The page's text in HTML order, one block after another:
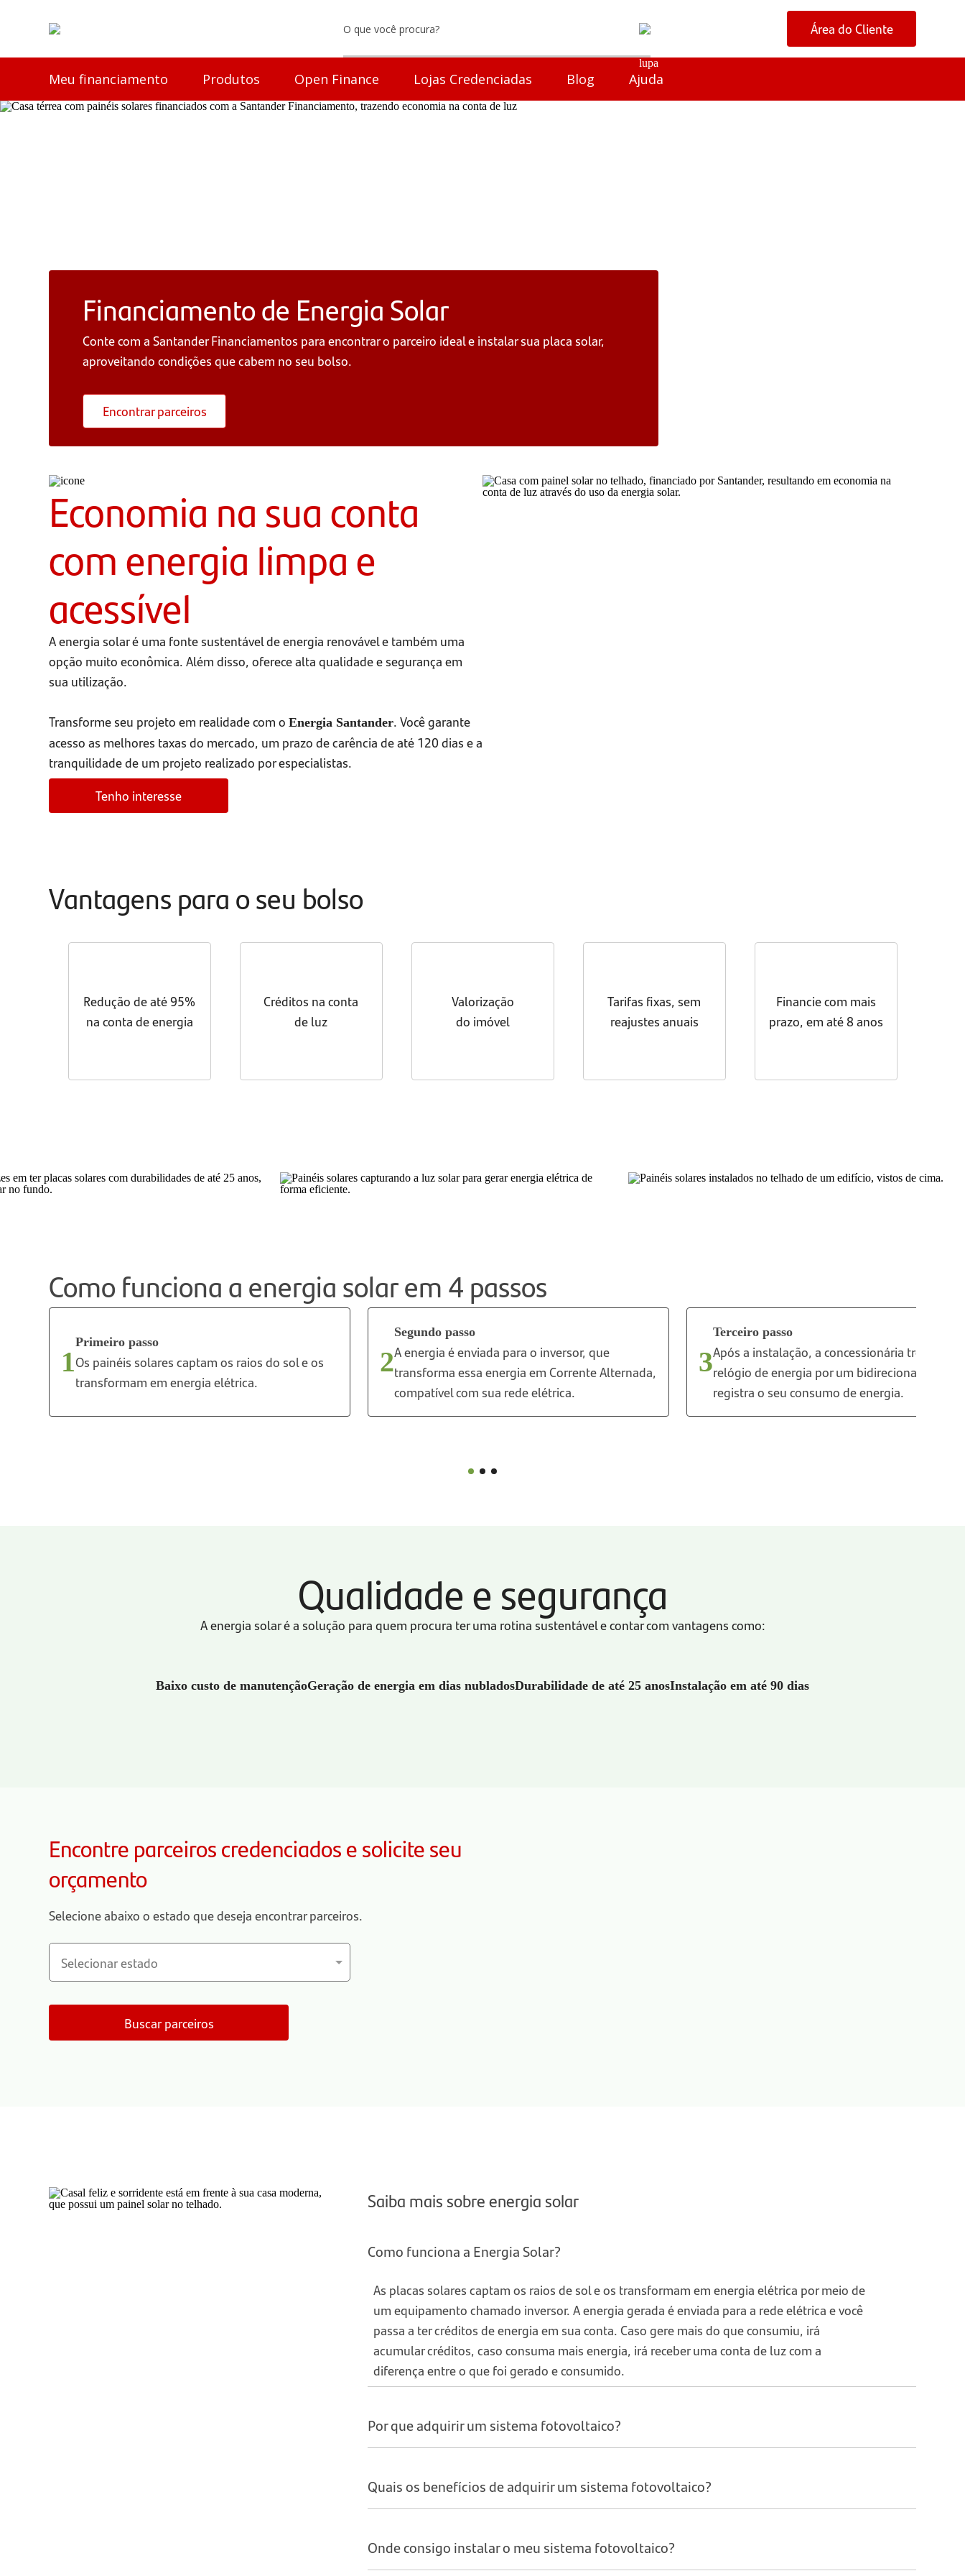
Área do Cliente
Meu financiamento Produtos Open Finance Lojas Credenciadas Blog Ajuda
Financiamento de Energia Solar
Conte com a Santander Financiamentos para encontrar o parceiro ideal e instalar sua placa solar,
aproveitando condições que cabem no seu bolso.
Encontrar parceiros
Economia na sua conta
com energia limpa e
acessível
A energia solar é uma fonte sustentável de energia renovável e também uma
opção muito econômica. Além disso, oferece alta qualidade e segurança em
sua utilização.
Transforme seu projeto em realidade com o Energia Santander. Você garante
acesso as melhores taxas do mercado, um prazo de carência de até 120 dias e a
tranquilidade de um projeto realizado por especialistas.
Tenho interesse
Vantagens para o seu bolso
Redução de até 95%
na conta de energia
Créditos na conta
de luz
Valorização
do imóvel
Tarifas fixas, sem
reajustes anuais
Financie com mais
prazo, em até 8 anos
Como funciona a energia solar em 4 passos
1
Primeiro passo
Os painéis solares captam os raios do sol e os
transformam em energia elétrica.
2
Segundo passo
A energia é enviada para o inversor, que
transforma essa energia em Corrente Alternada,
compatível com sua rede elétrica.
3
Terceiro passo
Após a instalação, a concessionária troca o
relógio de energia por um bidirecional, que
registra o seu consumo de energia.
Qualidade e segurança
A energia solar é a solução para quem procura ter uma rotina sustentável e contar com vantagens como:
Baixo custo de manutençãoGeração de energia em dias nubladosDurabilidade de até 25 anosInstalação em até 90 dias
Encontre parceiros credenciados e solicite seu
orçamento
Selecione abaixo o estado que deseja encontrar parceiros.
Buscar parceiros
Saiba mais sobre energia solar
Como funciona a Energia Solar?
As placas solares captam os raios de sol e os transformam em energia elétrica por meio de
um equipamento chamado inversor. A energia gerada é enviada para a rede elétrica e você
passa a ter créditos de energia em sua conta. Caso gere mais do que consumiu, irá
acumular créditos, caso consuma mais energia, irá receber uma conta de luz com a
diferença entre o que foi gerado e consumido.
Por que adquirir um sistema fotovoltaico?
Quais os benefícios de adquirir um sistema fotovoltaico?
Onde consigo instalar o meu sistema fotovoltaico?